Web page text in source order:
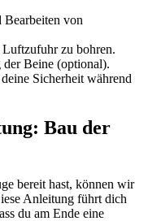
von
zu bohren.
Beine (optional).
Sicherheit während
Bau der
bereit hast, können wir
Anleitung führt dich
du am Ende eine